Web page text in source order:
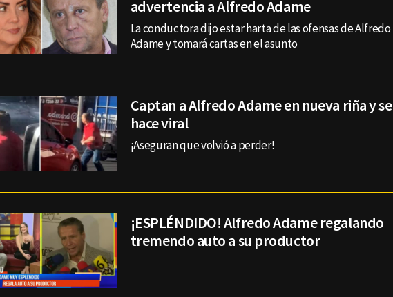
advertencia a Alfredo Adame
La conductora dijo estar harta de las ofensas de Alfredo
Adame y tomará cartas en el asunto
Captan a Alfredo Adame en nueva riña y se
hace viral
¡Aseguran que volvió a perder!
¡ESPLÉNDIDO! Alfredo Adame regalando
tremendo auto a su productor